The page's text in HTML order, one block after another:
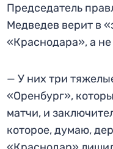
Председатель
Медведев верит в
«Краснодара», а
— У них три
«Оренбург»,
матчи, и
которое, думаю,